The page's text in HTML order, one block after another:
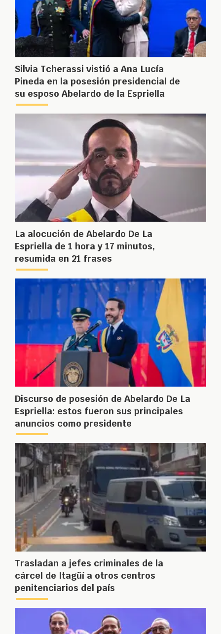
Silvia Tcherassi vistió a Ana Lucía
Pineda en la posesión presidencial de
su esposo Abelardo de la Espriella
La alocución de Abelardo De La
Espriella de 1 hora y 17 minutos,
resumida en 21 frases
Discurso de posesión de Abelardo De La
Espriella: estos fueron sus principales
anuncios como presidente
Trasladan a jefes criminales de la
cárcel de Itagüí a otros centros
penitenciarios del país